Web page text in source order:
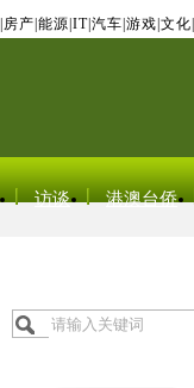
房产 能源 IT| 汽车 游戏 文化
访谈 港澳台侨